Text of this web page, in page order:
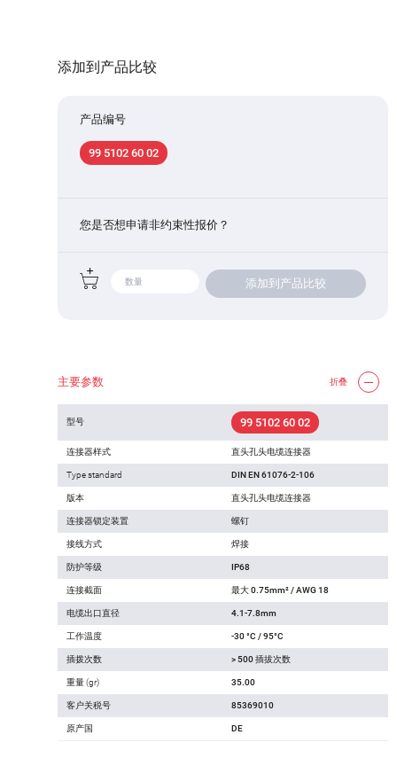
添加到产品比较
产品编号
99 5102 60 02
您是否想申请非约束性报价？
添加到产品比较
主要参数 折叠
型号 99 5102 60 02
连接器样式 直头孔头电缆连接器
Type standard DIN EN 61076-2-106
版本 直头孔头电缆连接器
连接器锁定装置 螺钉
接线方式 焊接
防护等级 IP68
连接截面 最大 0.75mm² / AWG 18
电缆出口直径 4.1-7.8mm
工作温度 -30 °C / 95°C
插拨次数 > 500 插拔次数
重量 (gr) 35.00
客户关税号 85369010
原产国 DE